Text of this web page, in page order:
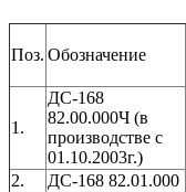
Поз. Обозначение
1.
ДС-168
82.00.000Ч (в
производстве с
01.10.2003г.)
2. ДС-168 82.01.000